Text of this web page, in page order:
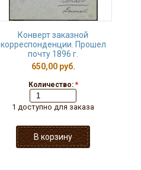
Конверт заказной
корреспонденции. Прошел
почту 1896 г.
650,00 руб.
Количество: *
1 доступно для заказа